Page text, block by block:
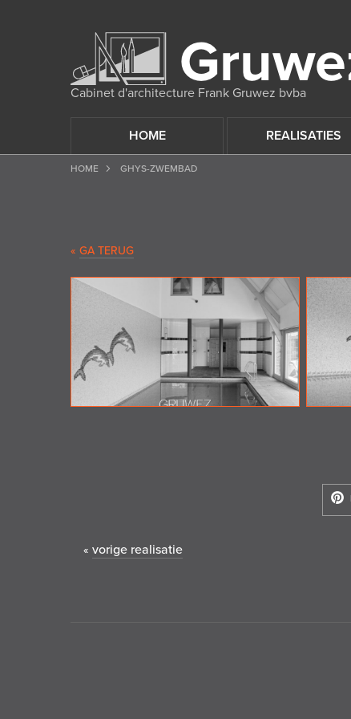
Cabinet d'architecture Frank Gruwez bvba
HOME REALISATIES
HOME GHYS-ZWEMBAD
« GA TERUG
« vorige realisatie